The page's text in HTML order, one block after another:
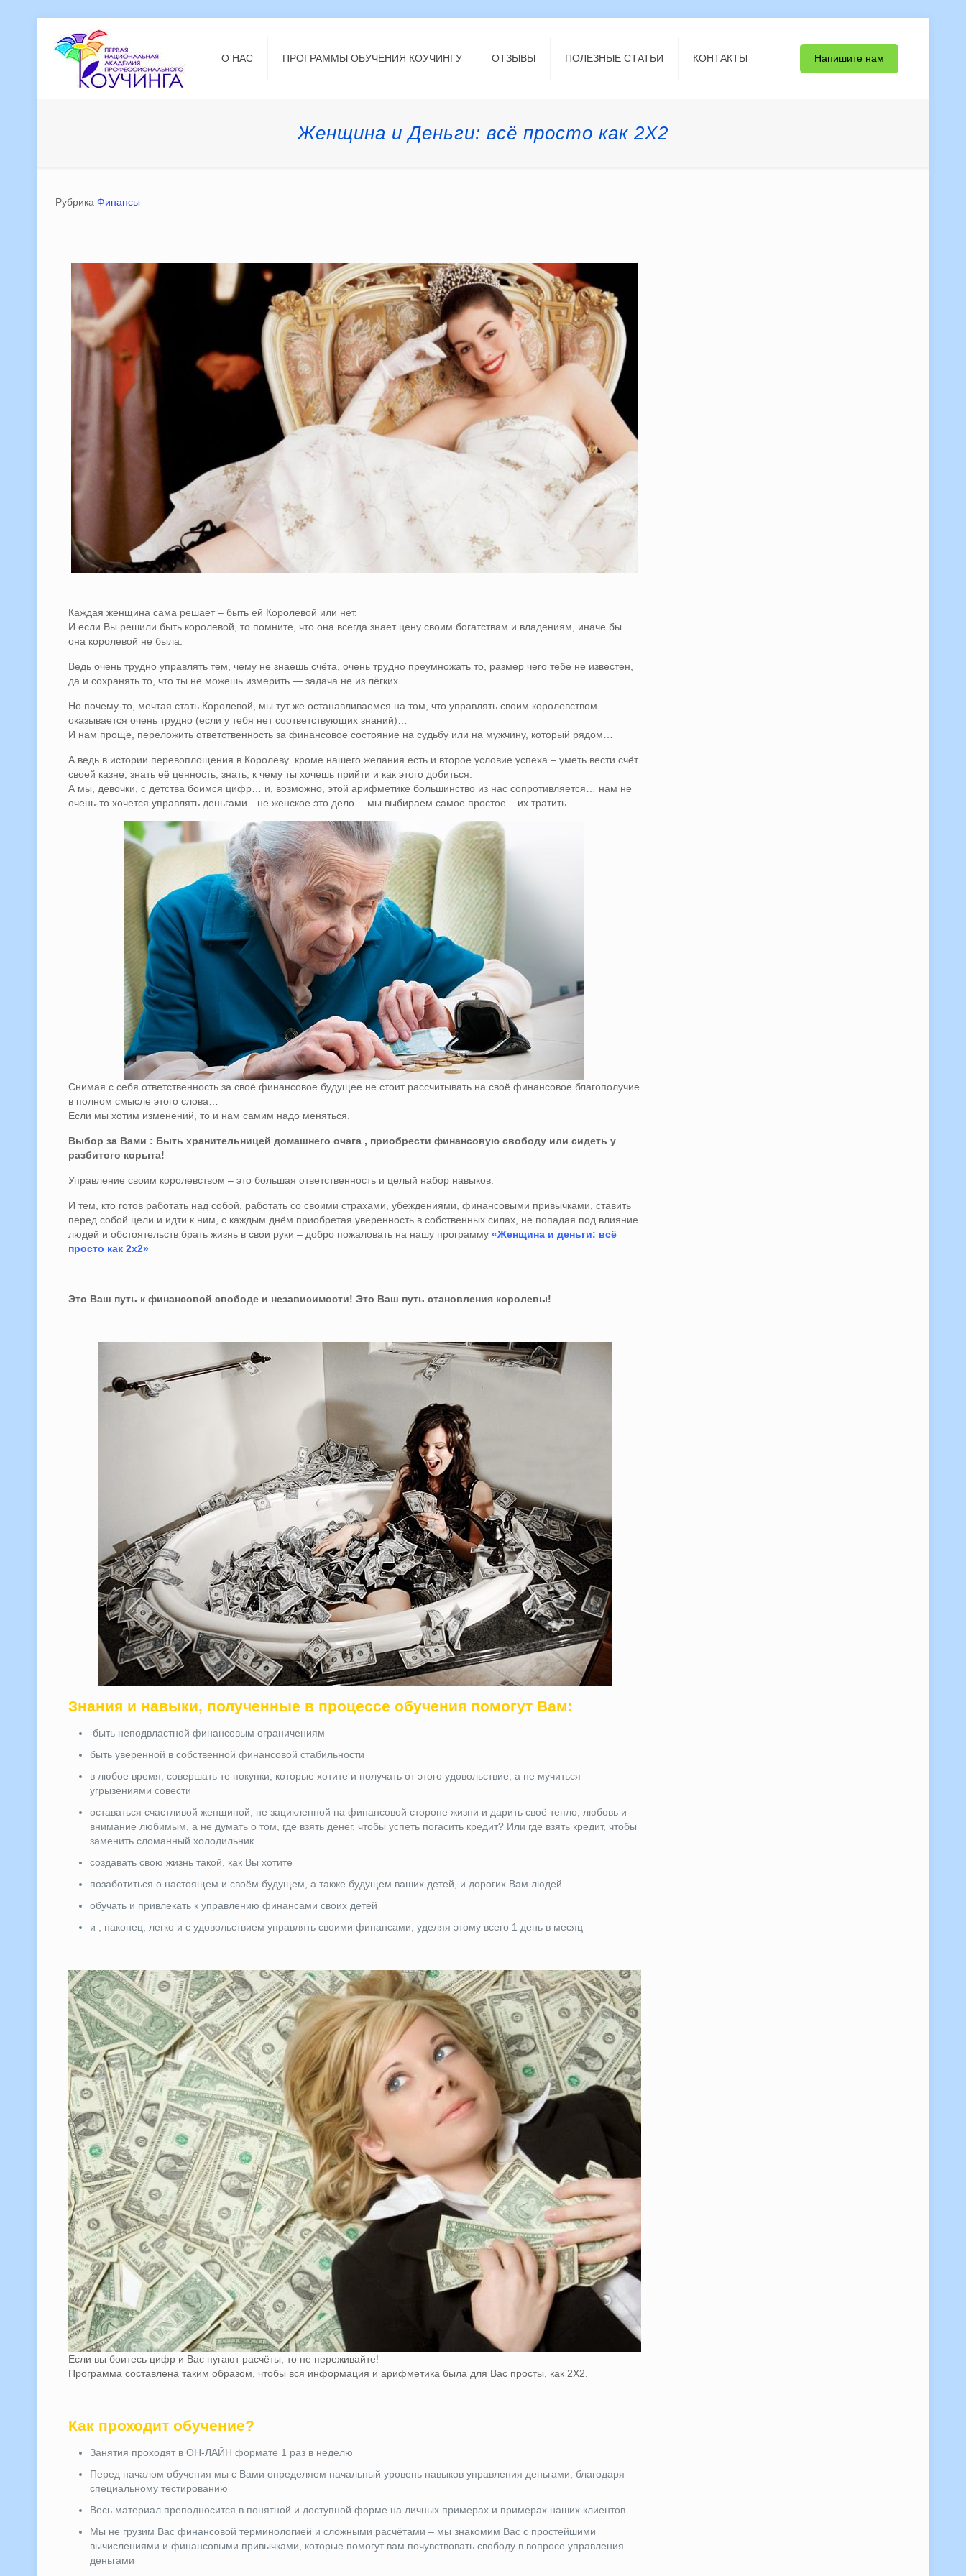
О НАС ПРОГРАММЫ ОБУЧЕНИЯ КОУЧИНГУ ОТЗЫВЫ ПОЛЕЗНЫЕ СТАТЬИ КОНТАКТЫ Напишите нам
Женщина и Деньги: всё просто как 2Х2
Рубрика Финансы
Каждая женщина сама решает – быть ей Королевой или нет.
И если Вы решили быть королевой, то помните, что она всегда знает цену своим богатствам и владениям, иначе бы
она королевой не была.
Ведь очень трудно управлять тем, чему не знаешь счёта, очень трудно преумножать то, размер чего тебе не известен,
да и сохранять то, что ты не можешь измерить — задача не из лёгких.
Но почему-то, мечтая стать Королевой, мы тут же останавливаемся на том, что управлять своим королевством
оказывается очень трудно (если у тебя нет соответствующих знаний)…
И нам проще, переложить ответственность за финансовое состояние на судьбу или на мужчину, который рядом…
А ведь в истории перевоплощения в Королеву кроме нашего желания есть и второе условие успеха – уметь вести счёт
своей казне, знать её ценность, знать, к чему ты хочешь прийти и как этого добиться.
А мы, девочки, с детства боимся цифр… и, возможно, этой арифметике большинство из нас сопротивляется… нам не
очень-то хочется управлять деньгами…не женское это дело… мы выбираем самое простое – их тратить.
Снимая с себя ответственность за своё финансовое будущее не стоит рассчитывать на своё финансовое благополучие
в полном смысле этого слова…
Если мы хотим изменений, то и нам самим надо меняться.
Выбор за Вами : Быть хранительницей домашнего очага , приобрести финансовую свободу или сидеть у
разбитого корыта!
Управление своим королевством – это большая ответственность и целый набор навыков.
И тем, кто готов работать над собой, работать со своими страхами, убеждениями, финансовыми привычками, ставить
перед собой цели и идти к ним, с каждым днём приобретая уверенность в собственных силах, не попадая под влияние
людей и обстоятельств брать жизнь в свои руки – добро пожаловать на нашу программу «Женщина и деньги: всё
просто как 2х2»
Это Ваш путь к финансовой свободе и независимости! Это Ваш путь становления королевы!
Знания и навыки, полученные в процессе обучения помогут Вам:
быть неподвластной финансовым ограничениям
быть уверенной в собственной финансовой стабильности
в любое время, совершать те покупки, которые хотите и получать от этого удовольствие, а не мучиться
угрызениями совести
оставаться счастливой женщиной, не зацикленной на финансовой стороне жизни и дарить своё тепло, любовь и
внимание любимым, а не думать о том, где взять денег, чтобы успеть погасить кредит? Или где взять кредит, чтобы
заменить сломанный холодильник…
создавать свою жизнь такой, как Вы хотите
позаботиться о настоящем и своём будущем, а также будущем ваших детей, и дорогих Вам людей
обучать и привлекать к управлению финансами своих детей
и , наконец, легко и с удовольствием управлять своими финансами, уделяя этому всего 1 день в месяц
Если вы боитесь цифр и Вас пугают расчёты, то не переживайте!
Программа составлена таким образом, чтобы вся информация и арифметика была для Вас просты, как 2Х2.
Как проходит обучение?
Занятия проходят в ОН-ЛАЙН формате 1 раз в неделю
Перед началом обучения мы с Вами определяем начальный уровень навыков управления деньгами, благодаря
специальному тестированию
Весь материал преподносится в понятной и доступной форме на личных примерах и примерах наших клиентов
Мы не грузим Вас финансовой терминологией и сложными расчётами – мы знакомим Вас с простейшими
вычислениями и финансовыми привычками, которые помогут вам почувствовать свободу в вопросе управления
деньгами